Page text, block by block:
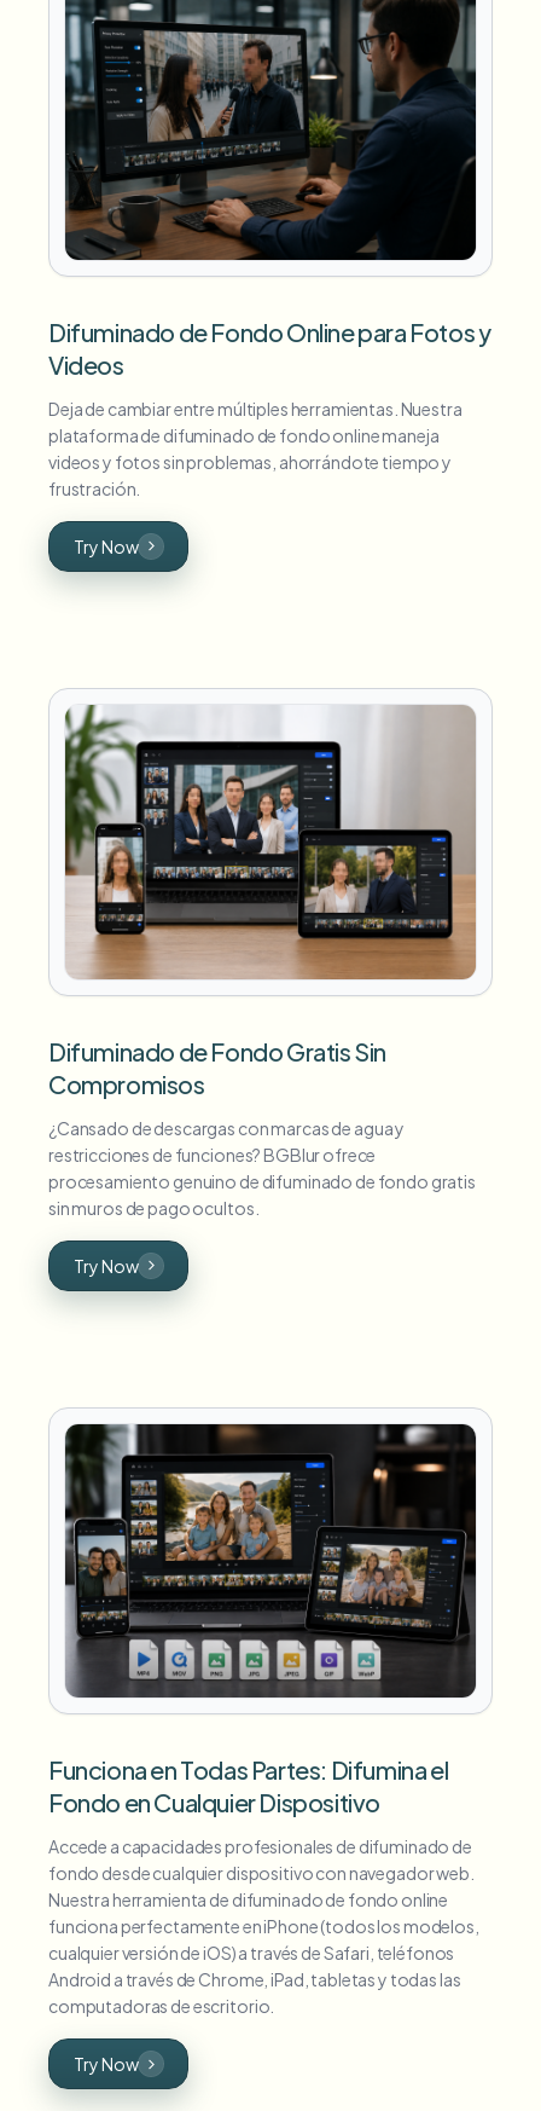
Difuminado de Fondo Online para Fotos y
Videos
Deja de cambiar entre múltiples herramientas. Nuestra
plataforma de difuminado de fondo online maneja
videos y fotos sin problemas, ahorrándote tiempo y
frustración.
Try Now
Difuminado de Fondo Gratis Sin
Compromisos
¿Cansado de descargas con marcas de agua y
restricciones de funciones? BGBlur ofrece
procesamiento genuino de difuminado de fondo gratis
sin muros de pago ocultos.
Try Now
Funciona en Todas Partes: Difumina el
Fondo en Cualquier Dispositivo
Accede a capacidades profesionales de difuminado de
fondo desde cualquier dispositivo con navegador web.
Nuestra herramienta de difuminado de fondo online
funciona perfectamente en iPhone (todos los modelos,
cualquier versión de iOS) a través de Safari, teléfonos
Android a través de Chrome, iPad, tabletas y todas las
computadoras de escritorio.
Try Now